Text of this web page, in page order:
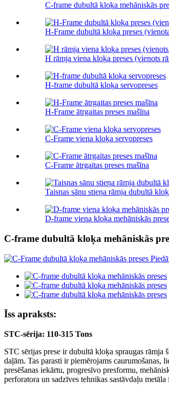
C-frame dubultā kloķa mehāniskās
H-Frame dubultā kloķa preses
H rāmja viena kloķa preses (vienots
H-frame dubultā kloķa servopreses
H-Frame ātrgaitas preses mašīna
C-Frame viena kloķa servopreses
C-Frame ātrgaitas preses mašīna
Taisnas sānu stieņa rāmja dubultā
D-frame viena kloķa mehāniskās
C-frame dubultā kloķa mehāniskās
Īss apraksts:
STC-sērija: 110-315 Tons
STC sērijas prese ir dubultā kloķa spraugas rāmja
daļām. Tas parasti ir piemērojams caurumošanas,
presēšanas iekārtu, progresīvo presformu,
perforatora un sadzīves tehnikas sastāvdaļu metāla